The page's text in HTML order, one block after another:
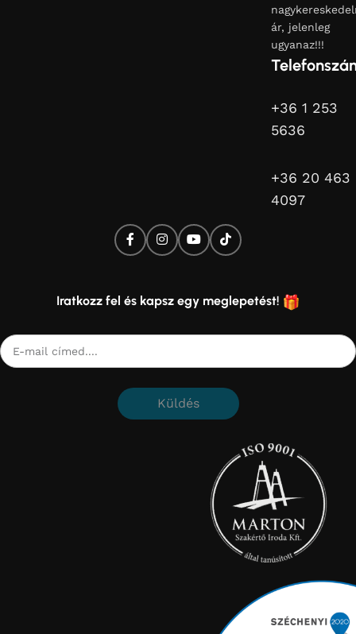
ár, jelenleg
ugyanaz!!!
+36 1 253
5636
+36 20 463
4097
Iratkozz fel és kapsz egy meglepetést!
Küldés